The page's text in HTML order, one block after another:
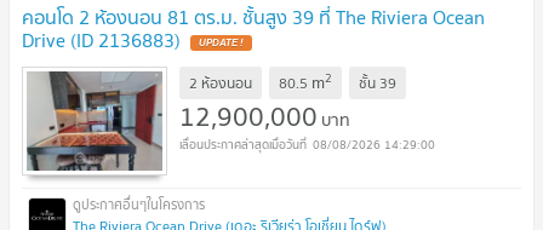
คอนโด 2 ห้องนอน 81 ตร.ม. ชั้นสูง 39 ที่ The Riviera Ocean
Drive (ID 2136883) UPDATE !
2 ห้องนอน 80.5 m2 ชั้น 39
12,900,000 บาท
08/08/2026 14:29:00